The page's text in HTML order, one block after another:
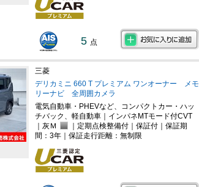
5 点
三菱
デリカミニ 660 T プレミアム ワンオーナー メモ
リーナビ 全周囲カメラ
電気自動車・PHEVなど、コンパクトカー・ハッ
チバック、軽自動車｜インパネMTモード付CVT
｜灰Ｍ
｜定期点検整備付｜保証付｜保証期
間：3年｜保証走行距離：無制限